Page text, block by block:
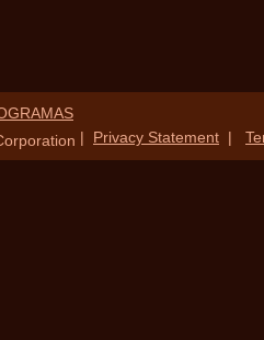
| Privacy Statement |